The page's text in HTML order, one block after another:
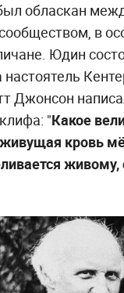
обласкан
в
Юдин
Джонсон
"Какое
кровь